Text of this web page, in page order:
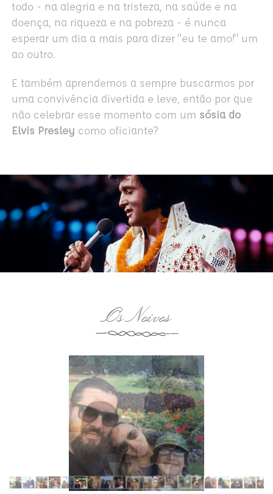
todo - na alegria e na tristeza, na saúde e na
doença, na riqueza e na pobreza - é nunca
esperar um dia a mais para dizer "eu te amo!" um
ao outro.
E também aprendemos a sempre buscarmos por
uma convivência divertida e leve, então por que
não celebrar esse momento com um sósia do
Elvis Presley como oficiante?
Os Noivos